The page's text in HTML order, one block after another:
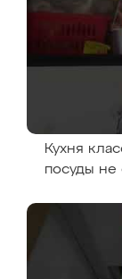
Кухня
посуды не